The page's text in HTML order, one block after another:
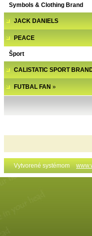
Symbols & Clothing Brand
JACK DANIELS
PEACE
Šport
CALISTATIC SPORT
FUTBAL FAN »
Vytvorené systémom